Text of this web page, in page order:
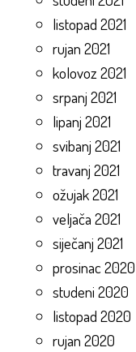
listopad 2021
rujan 2021
kolovoz 2021
srpanj 2021
lipanj 2021
svibanj 2021
travanj 2021
ožujak 2021
veljača 2021
siječanj 2021
prosinac 2020
studeni 2020
listopad 2020
rujan 2020